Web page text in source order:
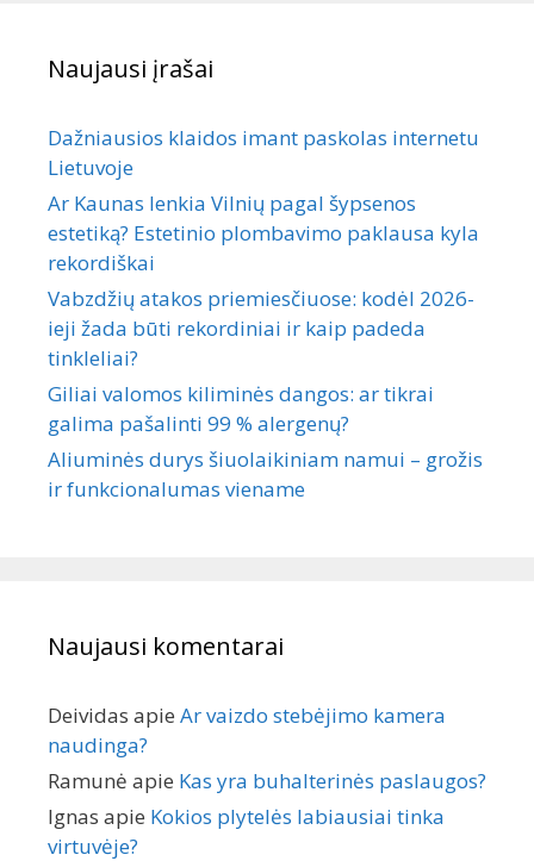
Naujausi įrašai
Dažniausios klaidos imant paskolas internetu
Lietuvoje
Ar Kaunas lenkia Vilnių pagal šypsenos
estetiką? Estetinio plombavimo paklausa kyla
rekordiškai
Vabzdžių atakos priemiesčiuose: kodėl 2026-
ieji žada būti rekordiniai ir kaip padeda
tinkleliai?
Giliai valomos kiliminės dangos: ar tikrai
galima pašalinti 99 % alergenų?
Aliuminės durys šiuolaikiniam namui – grožis
ir funkcionalumas viename
Naujausi komentarai
Deividas apie Ar vaizdo stebėjimo kamera
naudinga?
Ramunė apie Kas yra buhalterinės paslaugos?
Ignas apie Kokios plytelės labiausiai tinka
virtuvėje?